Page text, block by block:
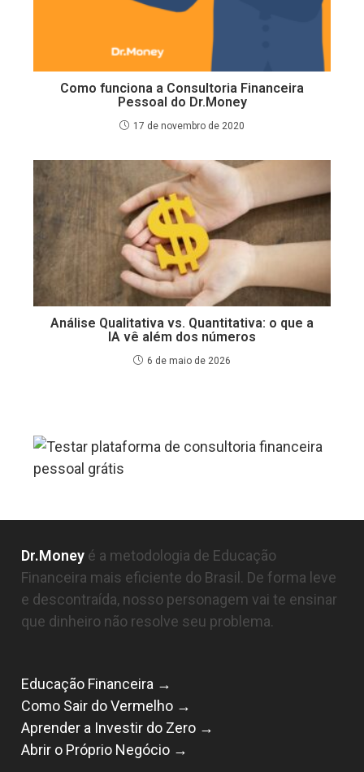
Como funciona a Consultoria Financeira
Pessoal do Dr.Money
17 de novembro de 2020
Análise Qualitativa vs. Quantitativa: o que a
IA vê além dos números
6 de maio de 2026
Dr.Money é a metodologia de Educação
Financeira mais eficiente do Brasil. De forma leve
e descontraída, nosso personagem vai te ensinar
que dinheiro não resolve seu problema.
Educação Financeira →
Como Sair do Vermelho →
Aprender a Investir do Zero →
Abrir o Próprio Negócio →